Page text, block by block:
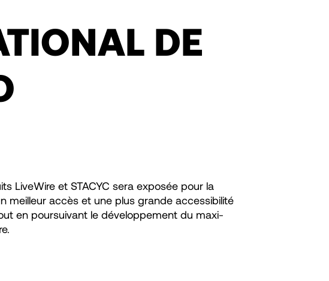
DE
LiveWire et STACYC sera exposée pour la
meilleur accès et une plus grande accessibilité
en poursuivant le développement du maxi-